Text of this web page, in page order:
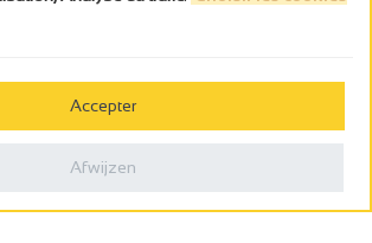
est dangereux pour la santé, à consommer avec
Accepter
Afwijzen